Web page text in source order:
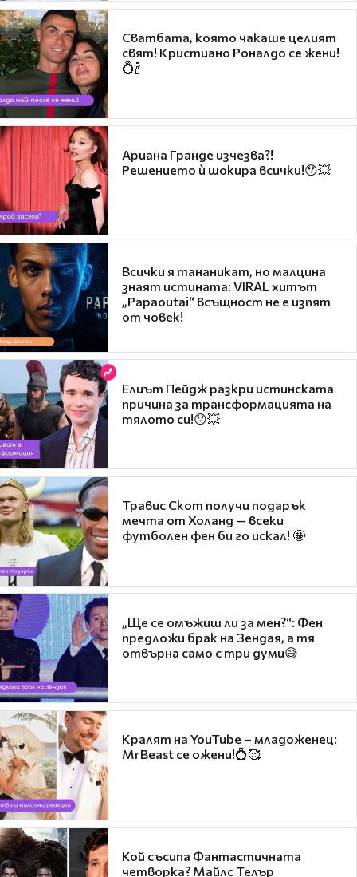
Сватбата, която чакаше целият
свят! Кристиано Роналдо се жени!
💍🍾
Ариана Гранде изчезва?!
Решението ѝ шокира всички!😯💥
Всички я тананикат, но малцина
знаят истината: VIRAL хитът
„Papaoutai“ всъщност не е изпят
от човек!
Елиът Пейдж разкри истинската
причина за трансформацията на
тялото си!😯💥
Травис Скот получи подарък
мечта от Холанд — всеки
футболен фен би го искал! 🤩
„Ще се омъжиш ли за мен?“: Фен
предложи брак на Зендая, а тя
отвърна само с три думи😅
Кралят на YouTube – младоженец:
MrBeast се ожени!💍🥰
Кой съсипа Фантастичната
четворка? Майлс Телър